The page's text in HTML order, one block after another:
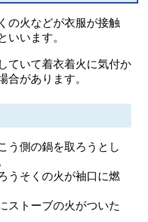
の火などが衣服が接触
いいます。
ていて着衣着火に気付か
合があります。
う側の鍋を取ろうとし
うそくの火が袖口に燃
ストーブの火がついた